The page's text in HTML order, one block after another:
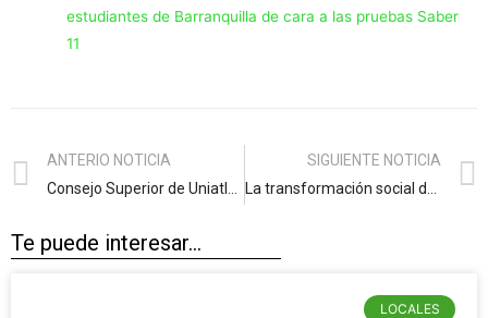
estudiantes de Barranquilla de cara a las pruebas Saber
11
ANTERIO NOTICIA
SIGUIENTE NOTICIA
Te puede interesar...
LOCALES